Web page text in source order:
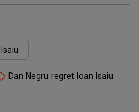
Dan Negru regret Ioan Isaiu